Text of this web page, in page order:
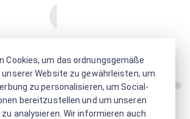
Cookies, um das ordnungsgemäße
unserer Website zu gewährleisten, um
zu personalisieren, um Social-
bereitzustellen und um unseren
analysieren. Wir informieren auch